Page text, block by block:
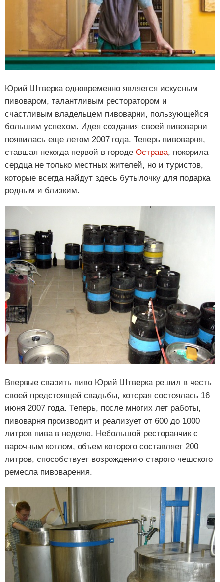
Юрий Штверка одновременно является искусным
пивоваром, талантливым ресторатором и
счастливым владельцем пивоварни, пользующейся
большим успехом. Идея создания своей пивоварни
появилась еще летом 2007 года. Теперь пивоварня,
ставшая некогда первой в городе Острава, покорила
сердца не только местных жителей, но и туристов,
которые всегда найдут здесь бутылочку для подарка
родным и близким.
Впервые сварить пиво Юрий Штверка решил в честь
своей предстоящей свадьбы, которая состоялась 16
июня 2007 года. Теперь, после многих лет работы,
пивоварня производит и реализует от 600 до 1000
литров пива в неделю. Небольшой ресторанчик с
варочным котлом, объем которого составляет 200
литров, способствует возрождению старого чешского
ремесла пивоварения.